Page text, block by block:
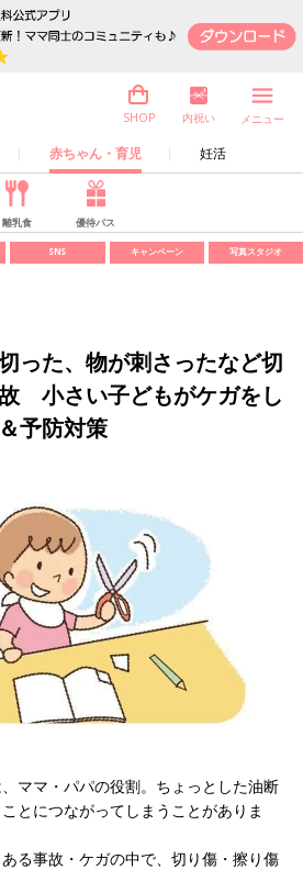
赤ちゃん・育児 妊活
SHOP 内祝い メニュー
離乳食 優待パス
SNS キャンペーン 写真スタジオ
った、物が刺さったなど切
小さい子どもがケガをし
予防対策
ママ・パパの役割。ちょっとした油断
とにつながってしまうことがありま
る事故・ケガの中で、切り傷・擦り傷